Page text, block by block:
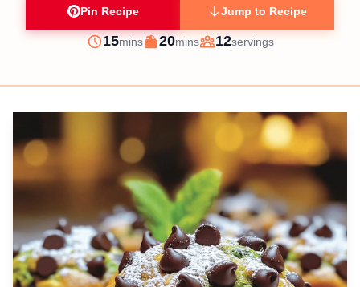
Pin Recipe Jump to Recipe
Prep
15minutes
mins
Cook
20minutes
mins
Servings
12servings